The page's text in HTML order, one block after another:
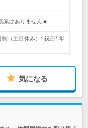
業はありません★
（土日休み）* 祝日* 年
気になる